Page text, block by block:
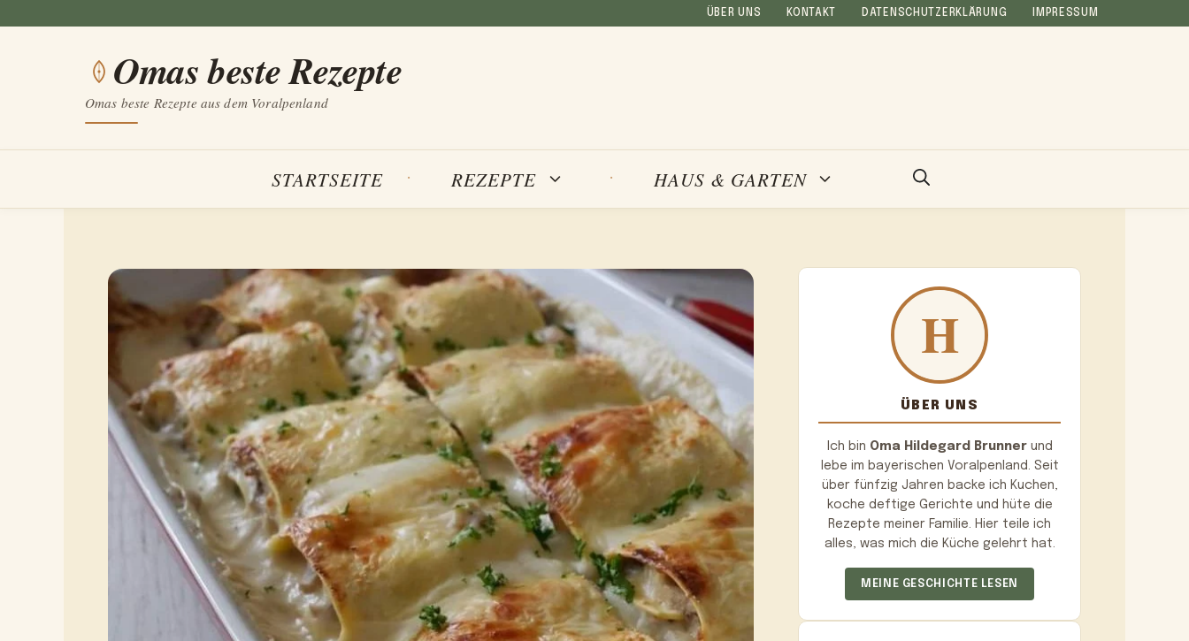
ÜBER UNS KONTAKT DATENSCHUTZERKLÄRUNG IMPRESSUM
Omas beste Rezepte
Omas beste Rezepte aus dem Voralpenland
STARTSEITE REZEPTE HAUS & GARTEN
ÜBER UNS
Ich bin Oma Hildegard Brunnerund
lebe im bayerischen Voralpenland. Seit
über fünfzig Jahren backe ich Kuchen,
koche deftige Gerichte und hüte die
Rezepte meiner Familie. Hier teile ich
alles, was mich die Küche gelehrt hat.
MEINE GESCHICHTE LESEN